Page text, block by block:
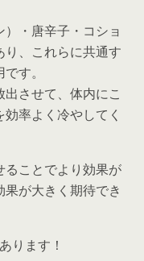
・唐辛子・コショ
り、これらに共通す
す。
させて、体内にこ
率よく冷やしてく
ることでより効果が
が大きく期待でき
ります！